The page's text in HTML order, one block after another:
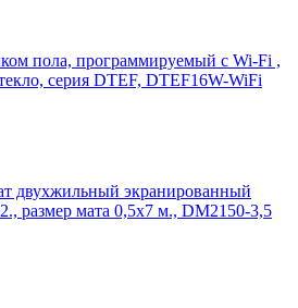
пола, программируемый с Wi-Fi ,
серия DTEF, DTEF16W-WiFi
двухжильный экранированный
размер мата 0,5х7 м., DM2150-3,5